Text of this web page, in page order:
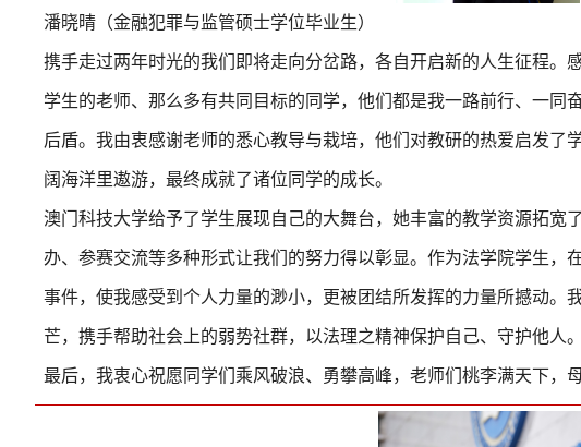
潘晓晴（金融犯罪与监管硕士学位毕业生）
携手走过两年时光的我们即将走向分岔路，各自开启新的人生征程。
学生的老师、那么多有共同目标的同学，他们都是我一路前行、一同
后盾。我由衷感谢老师的悉心教导与栽培，他们对教研的热爱启发了
阔海洋里遨游，最终成就了诸位同学的成长。
澳门科技大学给予了学生展现自己的大舞台，她丰富的教学资源拓宽
办、参赛交流等多种形式让我们的努力得以彰显。作为法学院学生，
事件，使我感受到个人力量的渺小，更被团结所发挥的力量所撼动。
芒，携手帮助社会上的弱势社群，以法理之精神保护自己、守护他人。
最后，我衷心祝愿同学们乘风破浪、勇攀高峰，老师们桃李满天下，